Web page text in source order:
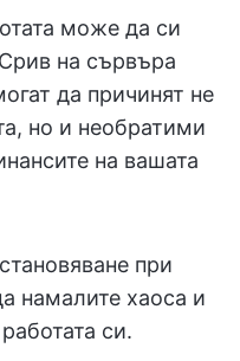
може да си
на сървъра
да причинят не
но и необратими
на вашата
при
намалите хаоса и
си.